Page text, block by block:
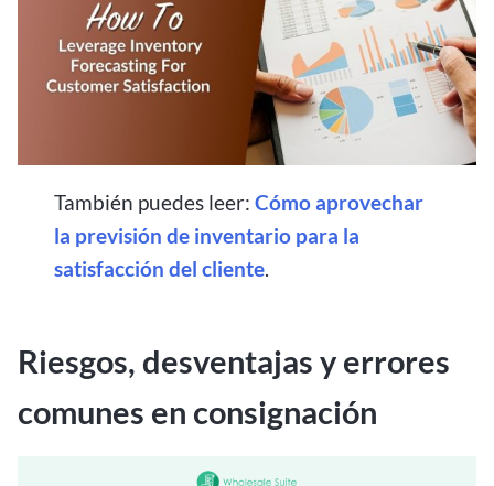
También puedes leer:Cómo aprovechar
la previsión de inventario para la
satisfacción del cliente.
Riesgos, desventajas y errores
comunes en consignación